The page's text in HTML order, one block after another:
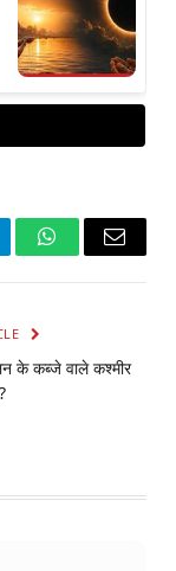
WhatsApp
Email
के कब्जे वाले कश्मीर